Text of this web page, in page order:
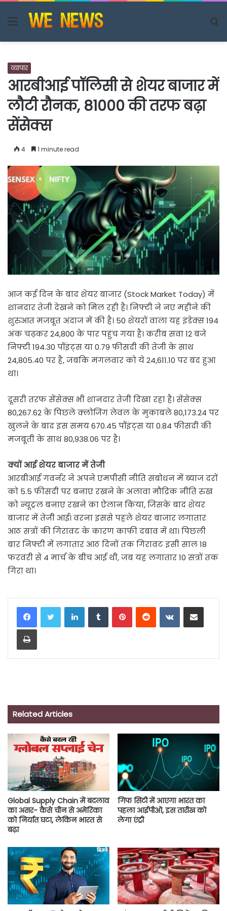
Menu
व्यापार
आरबीआई पॉलिसी से शेयर बाजार में
लौटी रौनक, 81000 की तरफ बढ़ा
सेंसेक्स
4 1 minute read
आज कई दिन के बाद शेयर बाजार (Stock Market Today) में
शानदार तेजी देखने को मिल रही है। निफ्टी ने नए महीने की
शुरुआत मजबूत अंदाज में की है। 50 शेयरों वाला यह इंडेक्स 194
अंक चढ़कर 24,800 के पार पहुंच गया है। करीब सवा 12 बजे
निफ्टी 194.30 पॉइंट्स या 0.79 फीसदी की तेजी के साथ
24,805.40 पर है, जबकि मंगलवार को ये 24,611.10 पर बंद हुआ
था।
दूसरी तरफ सेंसेक्स भी शानदार तेजी दिखा रहा है। सेंसेक्स
80,267.62 के पिछले क्लोजिंग लेवल के मुकाबले 80,173.24 पर
खुलने के बाद इस समय 670.45 पॉइंट्स या 0.84 फीसदी की
मजबूती के साथ 80,938.06 पर है।
क्यों आई शेयर बाजार में तेजी
आरबीआई गवर्नर ने अपने एमपीसी नीति संबोधन में ब्याज दरों
को 5.5 फीसदी पर बनाए रखने के अलावा मौद्रिक नीति रुख
को न्यूट्रल बनाए रखने का ऐलान किया, जिसके बाद शेयर
बाजार में तेजी आई। वरना इससे पहले शेयर बाजार लगातार
आठ सत्रों की गिरावट के कारण काफी दबाव में था। पिछली
बार निफ्टी में लगातार आठ दिनों तक गिरावट इसी साल 18
फरवरी से 4 मार्च के बीच आई थी, जब यह लगातार 10 सत्रों तक
गिरा था।
LinkedInTumblrPinterestReddit VKontakteShare via Email
Print
Related Articles
Global Supply Chain में बदलाव
का असर- कैसे चीन से अमेरिका
को निर्यात घटा, लेकिन भारत से
बढ़ा
गिफ सिटी में आएगा भारत का
पहला आईपीओ, इस तारीख को
लेगा एंट्री